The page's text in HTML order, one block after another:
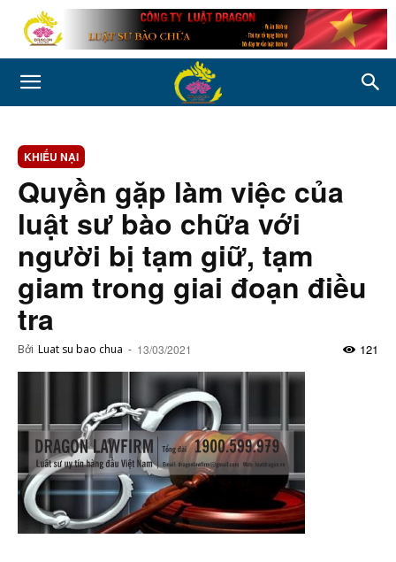
KHIẾU NẠI
Quyền gặp làm việc của
luật sư bào chữa với
người bị tạm giữ, tạm
giam trong giai đoạn điều
tra
Bởi Luat su bao chua - 13/03/2021 121